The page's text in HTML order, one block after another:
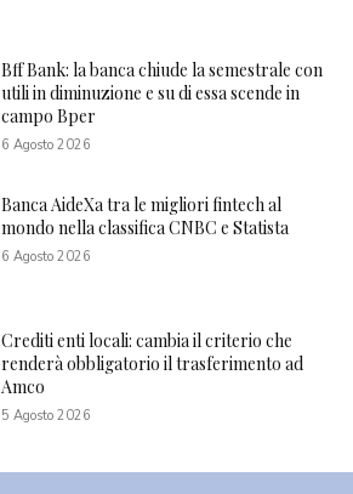
Bff Bank: la banca chiude la semestrale con
utili in diminuzione e su di essa scende in
campo Bper
6 Agosto 2026
Banca AideXa tra le migliori fintech al
mondo nella classifica CNBC e Statista
6 Agosto 2026
Crediti enti locali: cambia il criterio che
renderà obbligatorio il trasferimento ad
Amco
5 Agosto 2026